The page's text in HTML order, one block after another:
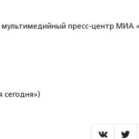
пресс-центр МИА